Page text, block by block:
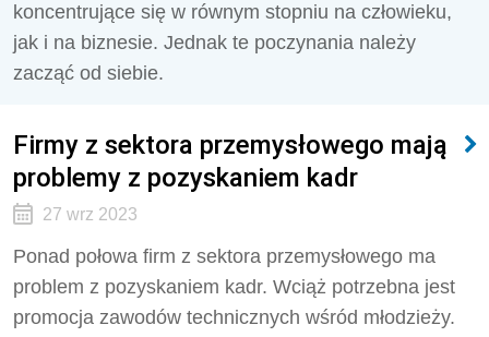
koncentrujące się w równym stopniu na człowieku,
jak i na biznesie. Jednak te poczynania należy
zacząć od siebie.
Firmy z sektora przemysłowego mają
problemy z pozyskaniem kadr
27 wrz 2023
Ponad połowa firm z sektora przemysłowego ma
problem z pozyskaniem kadr. Wciąż potrzebna jest
promocja zawodów technicznych wśród młodzieży.